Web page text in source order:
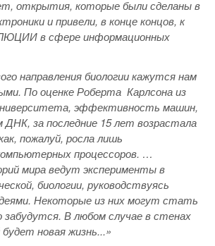
открытия, которые были сделаны в
и привели, в конце концов, к
в сфере информационных
направления биологии кажутся нам
По оценке Роберта Карлсона из
эффективность машин,
за последние 15 лет возрастала
пожалуй, росла лишь
процессоров. …
мира ведут эксперименты в
биологии, руководствуясь
Некоторые из них могут стать
забудутся. В любом случае в стенах
новая жизнь...»